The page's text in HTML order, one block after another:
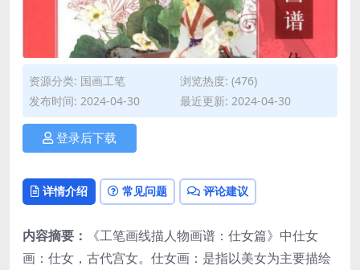
资源分类: 国画工笔
浏览热度: (476)
发布时间: 2024-04-30
最近更新: 2024-04-30
登录后下载
详情介绍 常见问题 评论建议
内容摘要：
《工笔画线描人物画谱：仕女篇》中仕女
画：仕女，古代宫女。仕女画：是指以美女为主要描绘